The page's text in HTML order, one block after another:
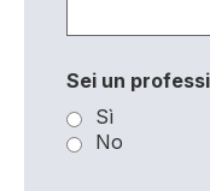
Sei un
Sì
No